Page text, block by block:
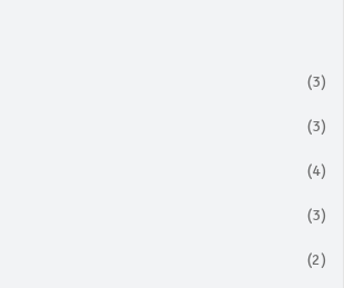
(3)
(3)
(4)
(3)
(2)